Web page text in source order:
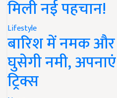
मिली नई पहचान!
Lifestyle
बारिश में नमक
घुसेगी नमी,
ट्रिक्स